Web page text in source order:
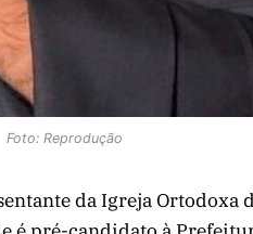
Foto: Reprodução
da Igreja Ortodoxa